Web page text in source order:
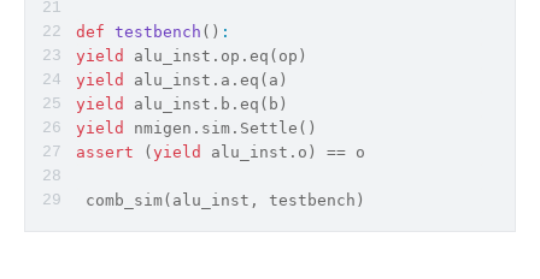
def testbench () :
yield
alu_inst.op.eq(op)
yield
alu_inst.a.eq(a)
yield
alu_inst.b.eq(b)
yield
nmigen.sim.Settle()
assert ( yield alu_inst.o) == o
comb_sim(alu_inst, testbench)